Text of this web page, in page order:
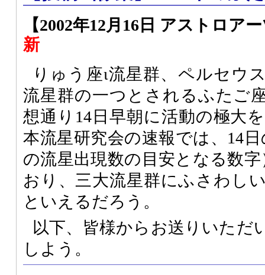
【2002年12月16日 アストロア
新
りゅう座ι流星群、ペルセウ
流星群の一つとされるふたご
想通り14日早朝に活動の極大
本流星研究会の速報では、14
の流星出現数の目安となる数
おり、三大流星群にふさわし
といえるだろう。
以下、皆様からお送りいただ
しよう。